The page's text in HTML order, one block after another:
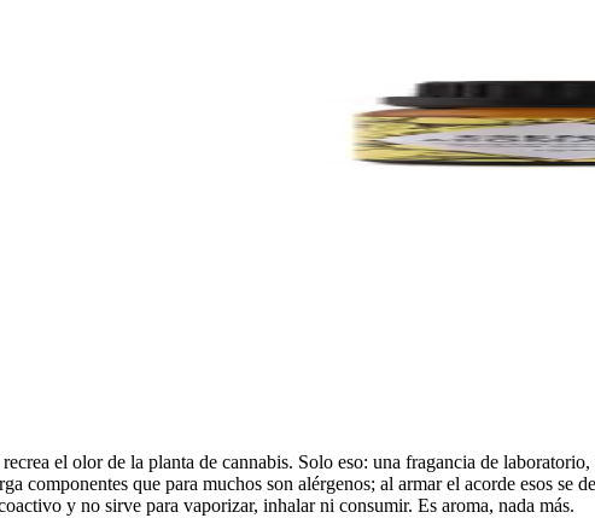
el olor de la planta de cannabis. Solo eso: una fragancia de
componentes que para muchos son alérgenos; al armar el acorde esos
y no sirve para vaporizar, inhalar ni consumir. Es aroma, nada más.